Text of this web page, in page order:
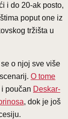
i do 20-ak posto,
poput one iz
tržišta u
o njoj sve više
O tome
poučan Deskar-
, dok je još